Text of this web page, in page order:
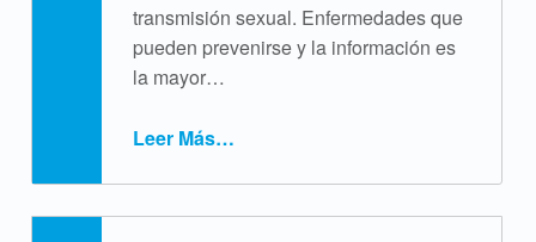
transmisión sexual. Enfermedades que
pueden prevenirse y la información es
la mayor…
Leer Más“¿Qué son las ITS?”
…